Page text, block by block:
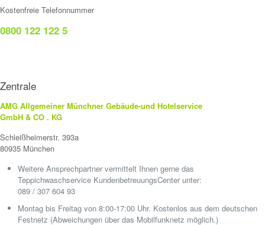
Kostenfreie Telefonnummer
0800 122 122 5
Zentrale
AMG Allgemeiner Münchner Gebäude-und Hotelservice
GmbH & CO . KG
Schleißheimerstr. 393a
80935 München
Weitere Ansprechpartner vermittelt Ihnen gerne das
Teppichwaschservice KundenbetreuungsCenter unter:
089 / 307 604 93
Montag bis Freitag von 8:00-17:00 Uhr. Kostenlos aus dem deutschen
Festnetz (Abweichungen über das Mobilfunknetz möglich.)